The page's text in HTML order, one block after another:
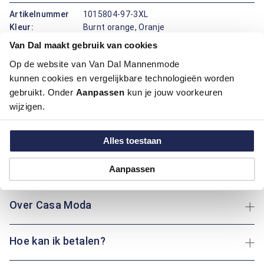
Van Dal maakt gebruik van cookies
Op de website van Van Dal Mannenmode
kunnen cookies en vergelijkbare technologieën worden
gebruikt. Onder Aanpassen kun je jouw voorkeuren
wijzigen.
Alles toestaan
Aanpassen
Artikelnummer
1015804-97-3XL
Kleur:
Burnt orange, Oranje
Dit vest van Casa Moda biedt een comfortabele ervaring met
zijn lange mouwen, ronde hals en handige ritssluiting. De
warme tint van burnt orange maakt het een perfecte keuze
voor elke gelegenheid. Het vest is ideaal voor het koelere weer
en zorgt ervoor dat je altijd warm blijft. Of je nu een wandeling
Over Casa Moda
Hoe kan ik betalen?